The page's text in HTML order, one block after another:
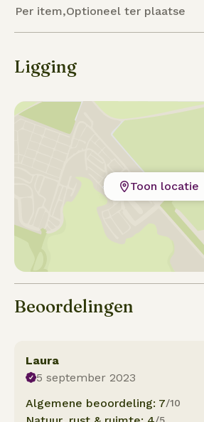
Per item,Optioneel ter plaatse
Ligging
Toon locatie
Beoordelingen
Laura
5 september 2023
Algemene beoordeling: 7/10